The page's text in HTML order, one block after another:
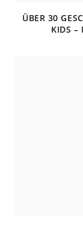
ÜBER 30
IDS –